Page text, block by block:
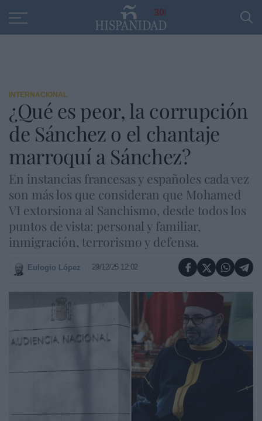
30
INTERNACIONAL
¿Qué es peor, la corrupción
de Sánchez o el chantaje
marroquí a Sánchez?
En instancias francesas y españoles cada vez
son más los que consideran que Mohamed
VI extorsiona al Sanchismo, desde todos los
puntos de vista: personal y familiar,
inmigración, terrorismo y defensa.
Eulogio López 29/12/25 12:02